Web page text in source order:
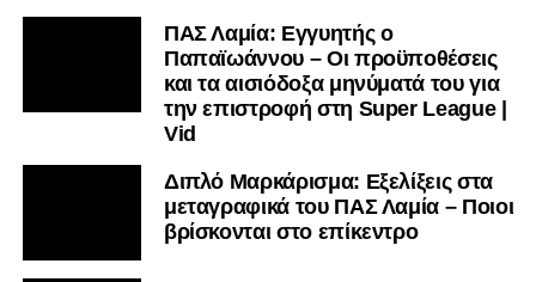
ΠΑΣ Λαμία: Εγγυητής ο
Παπαϊωάννου – Οι προϋποθέσεις
και τα αισιόδοξα μηνύματά του για
την επιστροφή στη Super League |
Vid
Διπλό Μαρκάρισμα: Εξελίξεις στα
μεταγραφικά του ΠΑΣ Λαμία – Ποιοι
βρίσκονται στο επίκεντρο